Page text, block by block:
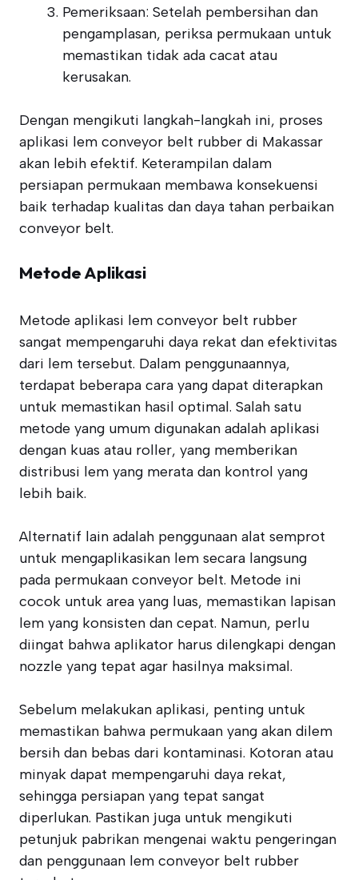
Pemeriksaan: Setelah pembersihan dan
pengamplasan, periksa permukaan untuk
memastikan tidak ada cacat atau
kerusakan.
Dengan mengikuti langkah-langkah ini, proses
aplikasi lem conveyor belt rubber di Makassar
akan lebih efektif. Keterampilan dalam
persiapan permukaan membawa konsekuensi
baik terhadap kualitas dan daya tahan perbaikan
conveyor belt.
Metode Aplikasi
Metode aplikasi lem conveyor belt rubber
sangat mempengaruhi daya rekat dan efektivitas
dari lem tersebut. Dalam penggunaannya,
terdapat beberapa cara yang dapat diterapkan
untuk memastikan hasil optimal. Salah satu
metode yang umum digunakan adalah aplikasi
dengan kuas atau roller, yang memberikan
distribusi lem yang merata dan kontrol yang
lebih baik.
Alternatif lain adalah penggunaan alat semprot
untuk mengaplikasikan lem secara langsung
pada permukaan conveyor belt. Metode ini
cocok untuk area yang luas, memastikan lapisan
lem yang konsisten dan cepat. Namun, perlu
diingat bahwa aplikator harus dilengkapi dengan
nozzle yang tepat agar hasilnya maksimal.
Sebelum melakukan aplikasi, penting untuk
memastikan bahwa permukaan yang akan dilem
bersih dan bebas dari kontaminasi. Kotoran atau
minyak dapat mempengaruhi daya rekat,
sehingga persiapan yang tepat sangat
diperlukan. Pastikan juga untuk mengikuti
petunjuk pabrikan mengenai waktu pengeringan
dan penggunaan lem conveyor belt rubber